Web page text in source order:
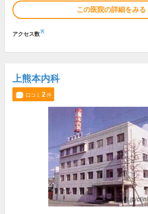
この医院の詳細をみる
アクセス数※
上熊本内科
口コミ 2件